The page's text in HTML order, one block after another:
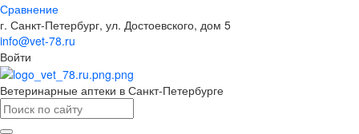
Сравнение
г. Санкт-Петербург, ул. Достоевского, дом 5
info@vet-78.ru
Войти
Ветеринарные аптеки в Санкт-Петербурге